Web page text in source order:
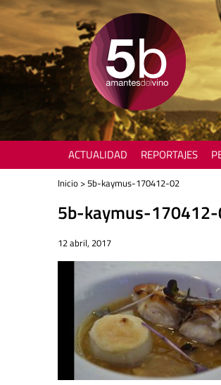
ACTUALIDAD REPORTAJES
Inicio > 5b-kaymus-170412-02
5b-kaymus-
12 abril, 2017